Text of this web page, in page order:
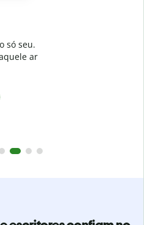
intencionais
seu com o Detector de plágio.
e identifique citações
de 100 idiomas.
Premium